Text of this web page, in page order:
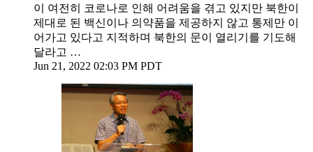
이 여전히 코로나로 인해 어려움을 겪고 있지만 북한이
제대로 된 백신이나 의약품을 제공하지 않고 통제만 이
어가고 있다고 지적하며 북한의 문이 열리기를 기도해
달라고 …
Jun 21, 2022 02:03 PM PDT